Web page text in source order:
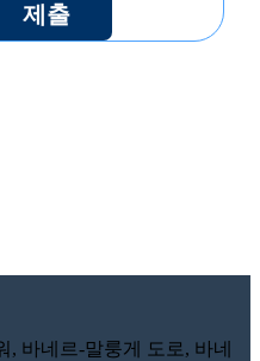
제출
, 바네르-말룽게 도로, 바네